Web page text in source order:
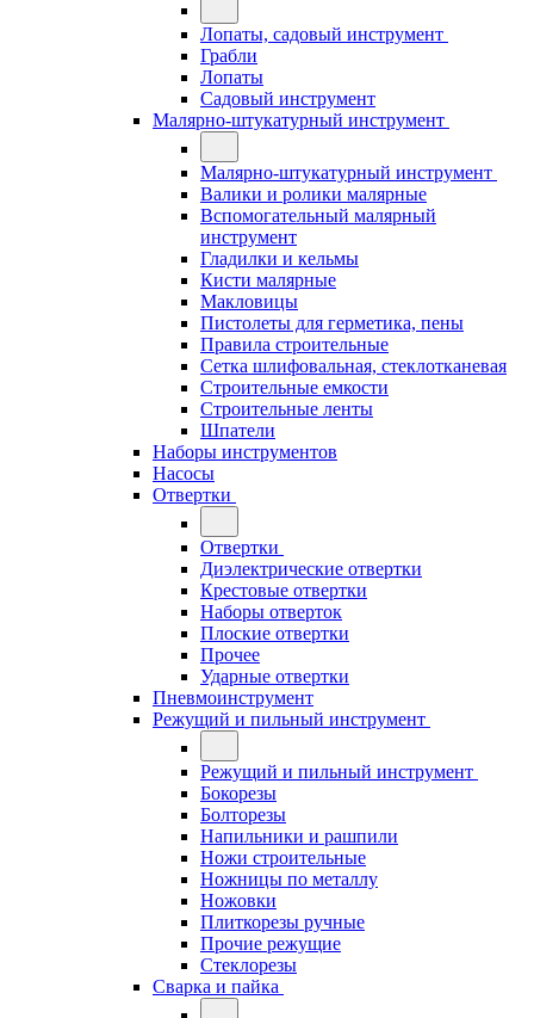
Лопаты, садовый инструмент
Грабли
Лопаты
Садовый инструмент
Малярно-штукатурный инструмент
Малярно-штукатурный инструмент
Валики и ролики малярные
Вспомогательный малярный
инструмент
Гладилки и кельмы
Кисти малярные
Макловицы
Пистолеты для герметика, пены
Правила строительные
Сетка шлифовальная, стеклотканевая
Строительные емкости
Строительные ленты
Шпатели
Наборы инструментов
Насосы
Отвертки
Отвертки
Диэлектрические отвертки
Крестовые отвертки
Наборы отверток
Плоские отвертки
Прочее
Ударные отвертки
Пневмоинструмент
Режущий и пильный инструмент
Режущий и пильный инструмент
Бокорезы
Болторезы
Напильники и рашпили
Ножи строительные
Ножницы по металлу
Ножовки
Плиткорезы ручные
Прочие режущие
Стеклорезы
Сварка и пайка